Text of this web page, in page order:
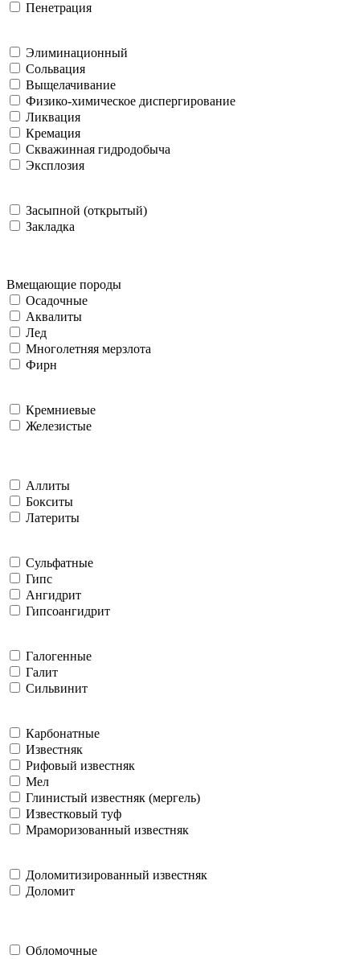
Пенетрация
Элиминационный
Сольвация
Выщелачивание
Физико-химическое диспергирование
Ликвация
Кремация
Скважинная гидродобыча
Эксплозия
Засыпной (открытый)
Закладка
Вмещающие породы
Осадочные
Аквалиты
Лед
Многолетняя мерзлота
Фирн
Кремниевые
Железистые
Аллиты
Бокситы
Латериты
Сульфатные
Гипс
Ангидрит
Гипсоангидрит
Галогенные
Галит
Сильвинит
Карбонатные
Известняк
Рифовый известняк
Мел
Глинистый известняк (мергель)
Известковый туф
Мраморизованный известняк
Доломитизированный известняк
Доломит
Обломочные